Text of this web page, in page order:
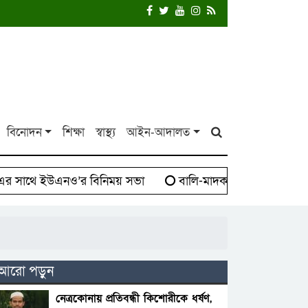
বিনোদন শিক্ষা স্বাস্থ্য আইন-আদালত
ইউএনও’র বিনিময় সভা বালি-মাদক সিন্ডিকেট বিরুদ্ধে
পড়ুন
নেত্রকোনায় প্রতিবন্ধী কিশোরীকে ধর্ষণ,